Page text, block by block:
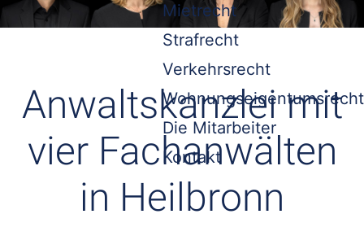
Mietrecht
Strafrecht
Verkehrsrecht
Wohnungseigentumsrecht
Die Mitarbeiter
Kontakt
Anwaltskanzlei mit
vier Fachanwälten
in Heilbronn